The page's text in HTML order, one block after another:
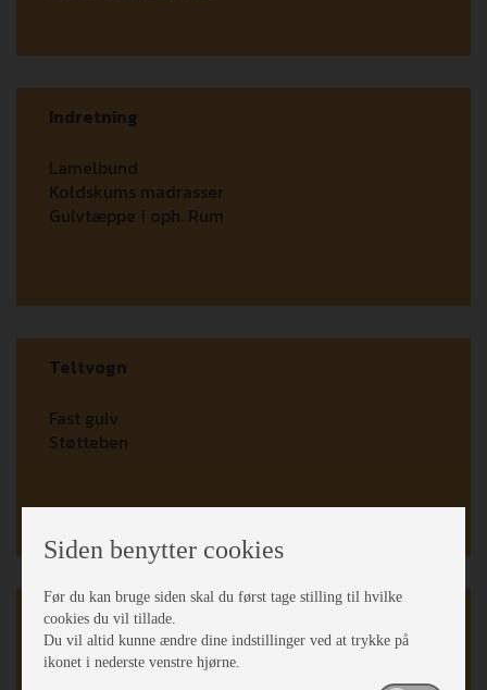
Indretning
Lamelbund
Koldskums madrasser
Gulvtæppe i oph. Rum
Teltvogn
Fast gulv
Støtteben
Karrosseri, Chassis & Magasiner
Reservehjul m/holder
Siden benytter cookies
Før du kan bruge siden skal du først tage stilling til hvilke
cookies du vil tillade.
Du vil altid kunne ændre dine indstillinger ved at trykke på
ikonet i nederste venstre hjørne.